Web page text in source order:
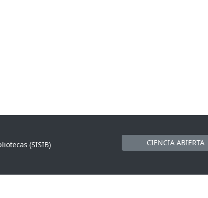
(SISIB)
CIENCIA ABIERTA